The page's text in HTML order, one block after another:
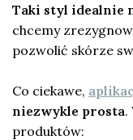
Taki styl idealnie
chcemy
pozwolić skórze
Co ciekawe,
niezwykle prosta.
produktów: